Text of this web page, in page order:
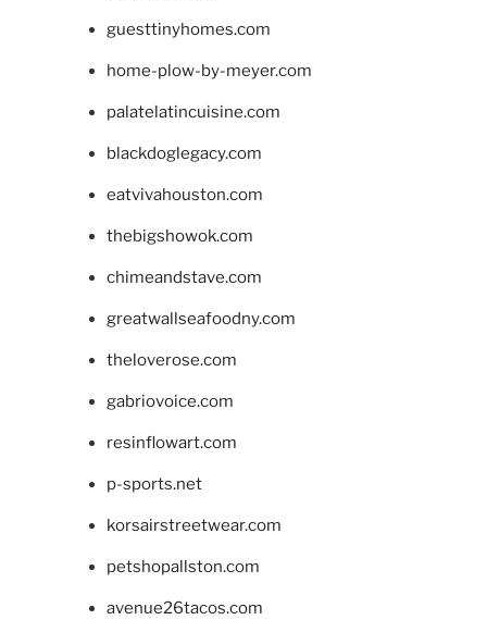
guesttinyhomes.com
home-plow-by-meyer.com
palatelatincuisine.com
blackdoglegacy.com
eatvivahouston.com
thebigshowok.com
chimeandstave.com
greatwallseafoodny.com
theloverose.com
gabriovoice.com
resinflowart.com
p-sports.net
korsairstreetwear.com
petshopallston.com
avenue26tacos.com